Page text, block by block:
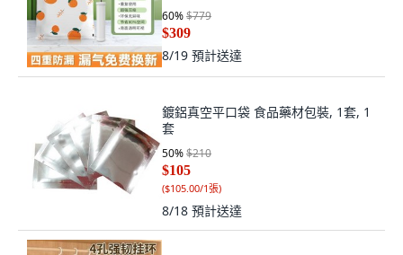
60%$779
$309
8/19 預計送達
鍍鋁真空平口袋 食品藥材包裝, 1套, 1
套
50%$210
$105
($105.00/1張)
8/18 預計送達